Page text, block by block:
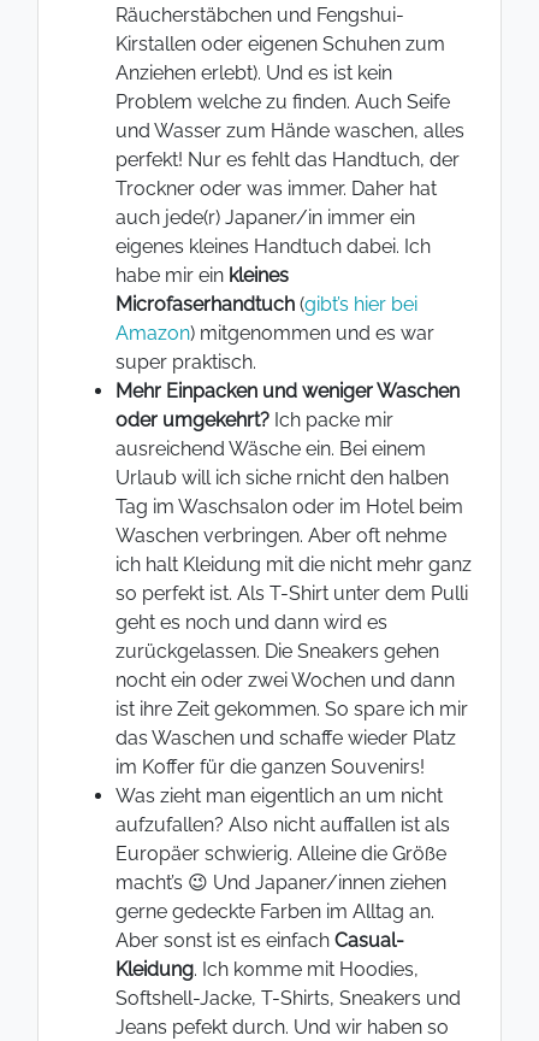
Räucherstäbchen und Fengshui-
Kirstallen oder eigenen Schuhen zum
Anziehen erlebt). Und es ist kein
Problem welche zu finden. Auch Seife
und Wasser zum Hände waschen, alles
perfekt! Nur es fehlt das Handtuch, der
Trockner oder was immer. Daher hat
auch jede(r) Japaner/in immer ein
eigenes kleines Handtuch dabei. Ich
habe mir ein kleines
Microfaserhandtuch (gibt’s hier bei
Amazon) mitgenommen und es war
super praktisch.
Mehr Einpacken und weniger Waschen
oder umgekehrt? Ich packe mir
ausreichend Wäsche ein. Bei einem
Urlaub will ich siche rnicht den halben
Tag im Waschsalon oder im Hotel beim
Waschen verbringen. Aber oft nehme
ich halt Kleidung mit die nicht mehr ganz
so perfekt ist. Als T-Shirt unter dem Pulli
geht es noch und dann wird es
zurückgelassen. Die Sneakers gehen
nocht ein oder zwei Wochen und dann
ist ihre Zeit gekommen. So spare ich mir
das Waschen und schaffe wieder Platz
im Koffer für die ganzen Souvenirs!
Was zieht man eigentlich an um nicht
aufzufallen? Also nicht auffallen ist als
Europäer schwierig. Alleine die Größe
macht’s 😉 Und Japaner/innen ziehen
gerne gedeckte Farben im Alltag an.
Aber sonst ist es einfach Casual-
Kleidung. Ich komme mit Hoodies,
Softshell-Jacke, T-Shirts, Sneakers und
Jeans pefekt durch. Und wir haben so